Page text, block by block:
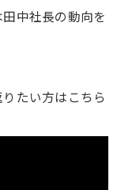
中社長の動向を
たい方はこちら